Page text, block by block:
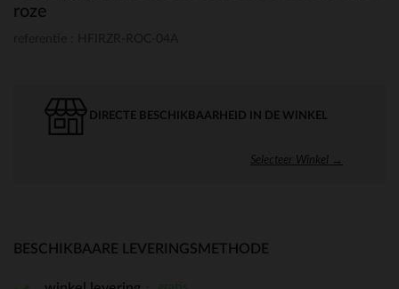
roze
DIRECTE BESCHIKBAARHEID IN DE WINKEL
Selecteer Winkel →
BESCHIKBAARE LEVERINGSMETHODE